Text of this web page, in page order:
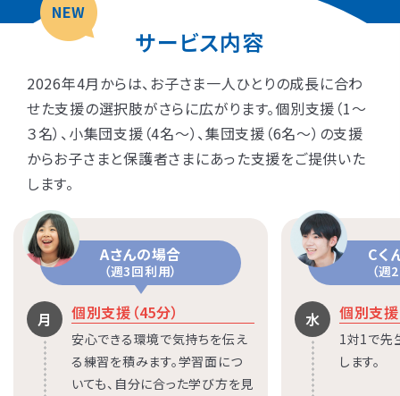
NEW
サービス内容
2026年4月からは、お子さま一人ひとりの成長に合わ
せた支援の選択肢がさらに広がります。個別支援（1〜
３名）、小集団支援（4名〜）、集団支援（6名〜）の支援
からお子さまと保護者さまにあった支援をご提供いた
します。
Aさんの場合
（週3回利用）
月 個別支援（45分）
安心できる環境で気持ちを伝え
る練習を積みます。学習面につ
いても、自分に合った学び方を見
Cく
（週
水 個別支援
1対1で先
します。